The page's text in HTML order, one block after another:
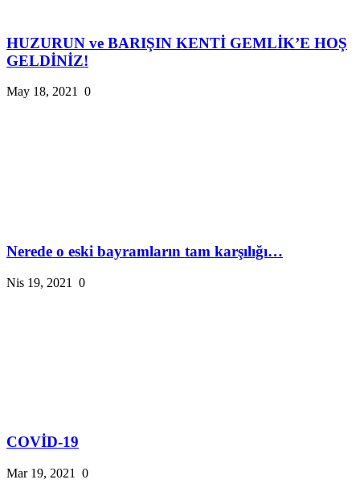
HUZURUN ve BARIŞIN KENTİ GEMLİK’E HOŞ
GELDİNİZ!
May 18, 2021 0
Nerede o eski bayramların tam karşılığı…
Nis 19, 2021 0
COVİD-19
Mar 19, 2021 0